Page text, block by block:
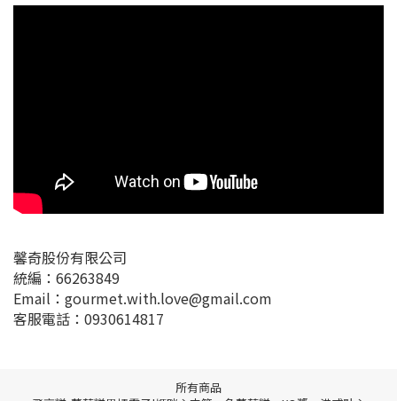
馨奇股份有限公司
統編：66263849
Email：gourmet.with.love@gmail.com
客服電話：0930614817
所有商品